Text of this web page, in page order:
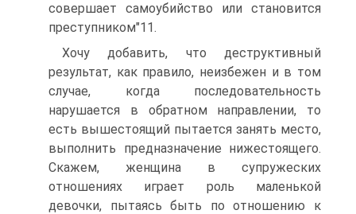
совершает самоубийство или становится
преступником"11.
Хочу добавить, что деструктивный
результат, как правило, неизбежен и в том
случае, когда последовательность
нарушается в обратном направлении, то
есть вышестоящий пытается занять место,
выполнить предназначение нижестоящего.
Скажем, женщина в супружеских
отношениях играет роль маленькой
девочки, пытаясь быть по отношению к